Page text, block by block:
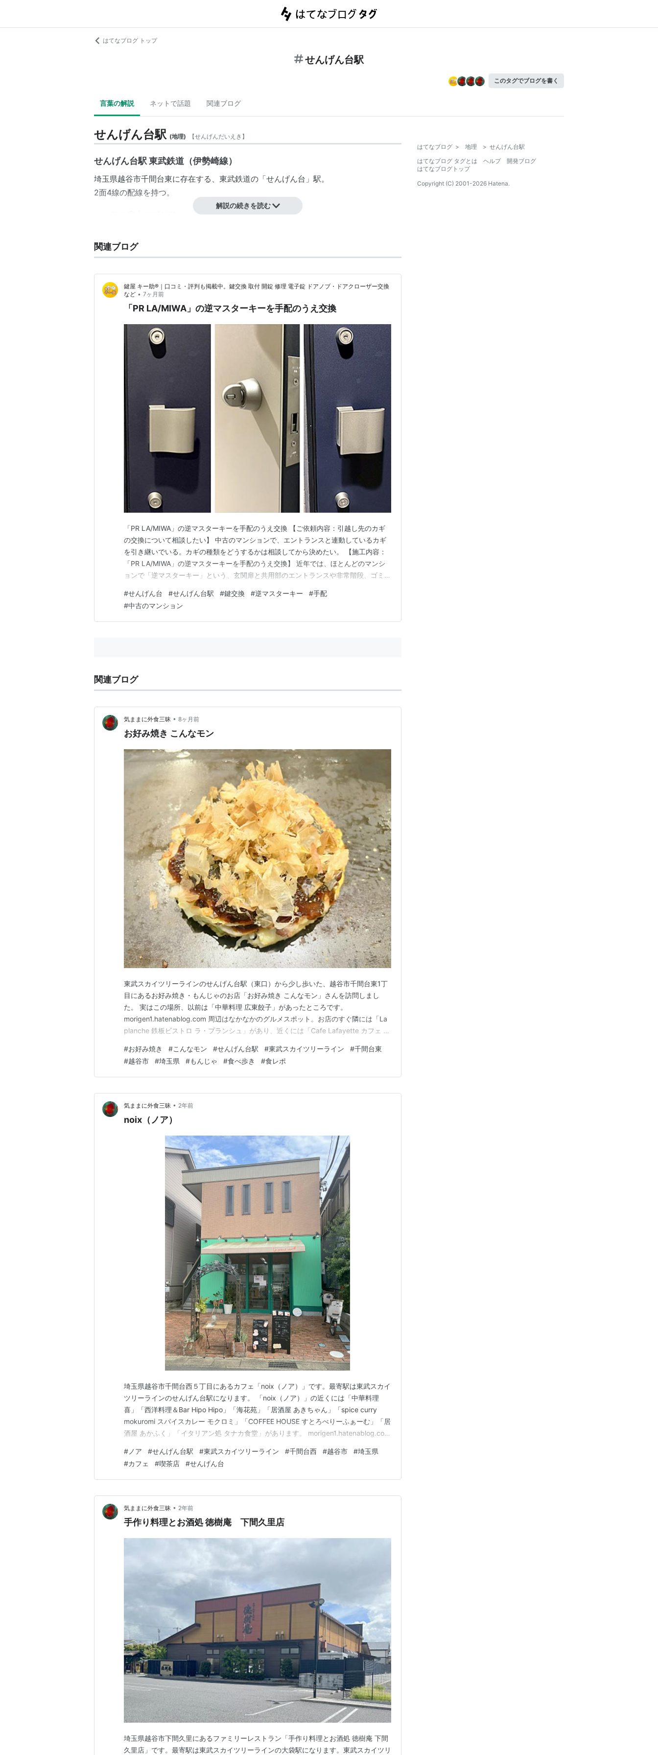
はてなブログ トップ
せんげん台駅
このタグでブログを書く
言葉の解説 ネットで話題 関連ブログ
せんげん台駅 (地理) 【せんげんだいえき 】
せんげん台駅 東武鉄道（伊勢崎線）
埼玉県越谷市千間台東に存在する、 東武鉄道の「せんげん台 」駅。
2面4線の配線を持つ。
浅草駅(TS01)−とうきょうスカイツリー駅−曳舟駅…北千住駅…西新井駅…竹ノ塚駅…
↑上段へ… 新越谷駅 越谷駅 − 北越谷駅−大袋駅(TS23) ←「せんげん台駅 TS24 )」→
武里駅(TS25)…下段へ↓
↑上段へ…春日部駅−北春日部駅… 東武動物公園駅…
伊勢崎線（東武動物公園以遠）…(至・久喜駅 加須駅 羽生駅 館林駅 太田駅 伊勢崎
日比谷線 分岐）…(至・ 南千住駅 上野駅 日比谷駅
中目黒
分岐）…(至・ 押上駅 清澄白河駅
半蔵門線経由）…(至・ 二子玉川駅
分岐）…(至・ 南栗橋駅 板倉東洋大前駅
東武日光駅
東武宇都宮線直通（東武日光線 経由）…(至・ 東武宇都宮駅
経由）…(至・鬼怒川温泉駅
川治温泉駅 会津高原尾瀬口駅
会津鉄道 直通（ 野岩鉄道 会津田島駅)
： 駅つきキーワード
解説の続きを読む
関連ブログ
鍵屋 キー助®｜口コミ・評判も掲載中。鍵交換 取付 開錠 修理 電子錠 ドアノブ・ドアクローザー交換
など • 7ヶ月前
「PR LA/MIWA」の逆マスターキーを手配のうえ交換
「PR LA/MIWA」の逆マスターキーを手配のうえ交換 【ご依頼内容：引越し先のカギ
の交換について相談したい】 中古のマンションで、エントランスと連動しているカギ
を引き継いでいる。カギの種類をどうするかは相談してから決めたい。 【施工内容：
「PR LA/MIWA」の逆マスターキーを手配のうえ交換】 近年では、ほとんどのマンシ
ョンで「逆マスターキー」という、玄関扉と共用部のエントランスや非常階段、ゴミ捨
キー(PR LA/MIWA)のマンションで、同じように逆マスターキーに交換する場合と、そ
うでないカギでのお見積を提示…
#せんげん台 #せんげん台駅 #鍵交換 #逆マスターキー #手配
#中古のマンション
関連ブログ
気ままに外食三昧 • 8ヶ月前
お好み焼き こんなモン
東武スカイツリーラインのせんげん台駅（東口）から少し歩いた、越谷市千間台東1丁
目にあるお好み焼き・もんじゃのお店「お好み焼き こんなモン」さんを訪問しまし
た。 実はこの場所、以前は「中華料理 広東餃子」があったところです。
morigen1.hatenablog.com 周辺はなかなかのグルメスポット。お店のすぐ隣には「La
planche 鉄板ビストロ ラ・プランシュ」があり、近くには「Cafe Lafayette カフェ ラ
「Cafe Pierrot カフェ ピエロ」などが軒を連ねています。 morigen1.hat…
#お好み焼き #こんなモン #せんげん台駅 #東武スカイツリーライン #千間台東
#越谷市 #埼玉県 #もんじゃ #食べ歩き #食レポ
気ままに外食三昧 • 2年前
noix（ノア）
埼玉県越谷市千間台西５丁目にあるカフェ「noix（ノア）」です。最寄駅は東武スカイ
ツリーラインのせんげん台駅になります。 「noix（ノア）」の近くには「中華料理
喜」「西洋料理＆Bar Hipo Hipo」「海花苑」「居酒屋 あきちゃん」「spice curry
mokuromi スパイスカレー モクロミ」「COFFEE HOUSE すとろべりーふぁーむ」「居
酒屋 あかふく」「イタリアン処 タナカ食堂」があります。 morigen1.hatenablog.com
# ノア #せんげん台駅 #東武スカイツリーライン #千間台西 #越谷市 #埼玉県
#カフェ #喫茶店 #せんげん台
気ままに外食三昧 • 2年前
手作り料理とお酒処 徳樹庵 下間久里店
埼玉県越谷市下間久里にあるファミリーレストラン「手作り料理とお酒処 徳樹庵 下間
久里店」です。最寄駅は東武スカイツリーラインの大袋駅になります。東武スカイツリ
はてなブログ > 地理 > せんげん台駅
はてなブログ タグとは
ヘルプ
開発ブログ
はてなブログトップ
Copyright (C) 2001-2026 Hatena.